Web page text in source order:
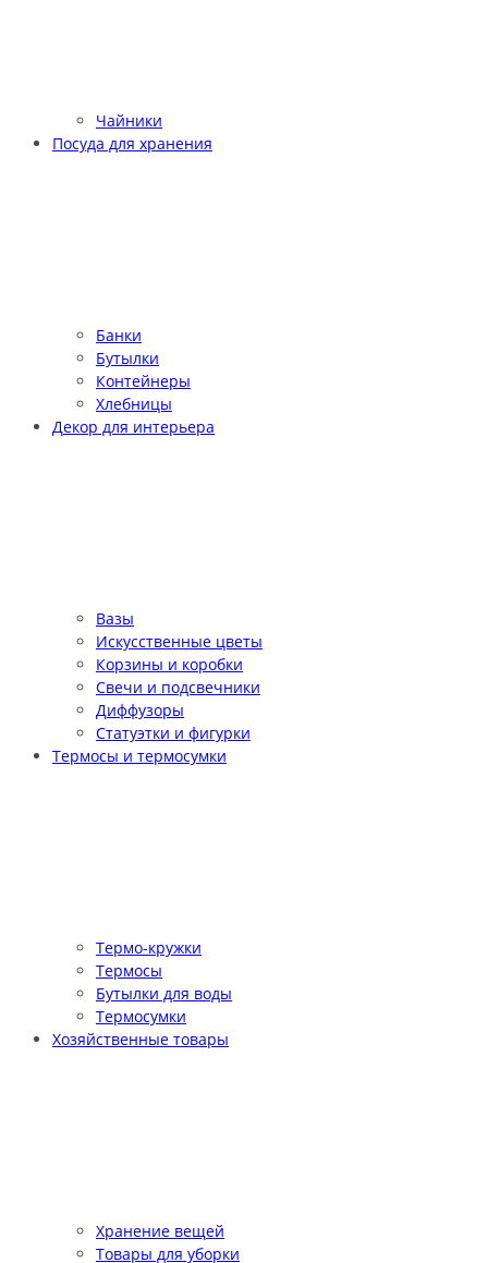
Чайники
Посуда для хранения
Банки
Бутылки
Контейнеры
Хлебницы
Декор для интерьера
Вазы
Искусственные цветы
Корзины и коробки
Свечи и подсвечники
Диффузоры
Статуэтки и фигурки
Термосы и термосумки
Термо-кружки
Термосы
Бутылки для воды
Термосумки
Хозяйственные товары
Хранение вещей
Товары для уборки